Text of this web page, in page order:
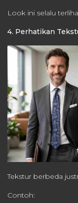
Look ini selalu
4. Perhatikan
Tekstur berbeda
Contoh: